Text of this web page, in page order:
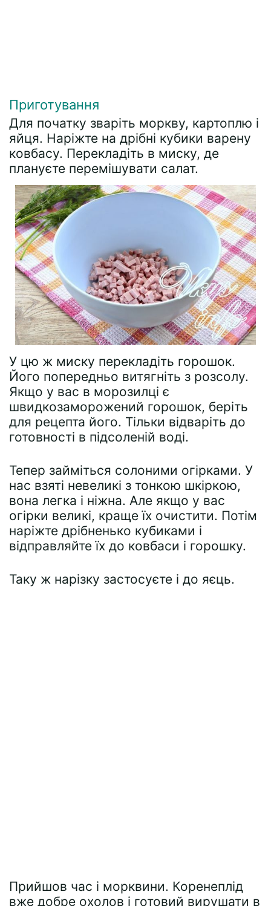
Приготування
Для початку зваріть моркву, картоплю і
яйця. Наріжте на дрібні кубики варену
ковбасу. Перекладіть в миску, де
плануєте перемішувати салат.
У цю ж миску перекладіть горошок.
Його попередньо витягніть з розсолу.
Якщо у вас в морозилці є
швидкозаморожений горошок, беріть
для рецепта його. Тільки відваріть до
готовності в підсоленій воді.
Тепер займіться солоними огірками. У
нас взяті невеликі з тонкою шкіркою,
вона легка і ніжна. Але якщо у вас
огірки великі, краще їх очистити. Потім
наріжте дрібненько кубиками і
відправляйте їх до ковбаси і горошку.
Таку ж нарізку застосуєте і до яєць.
Прийшов час і морквини. Коренеплід
вже добре охолов і готовий вирушати в